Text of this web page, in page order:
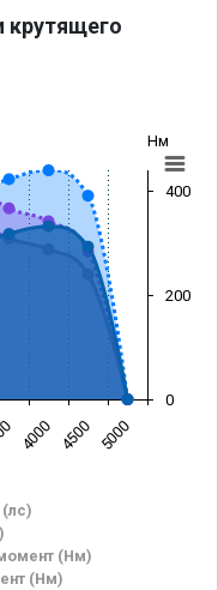
крутящего
Нм
(Нм)
(Нм)
4000 4500 5000
0
200
400